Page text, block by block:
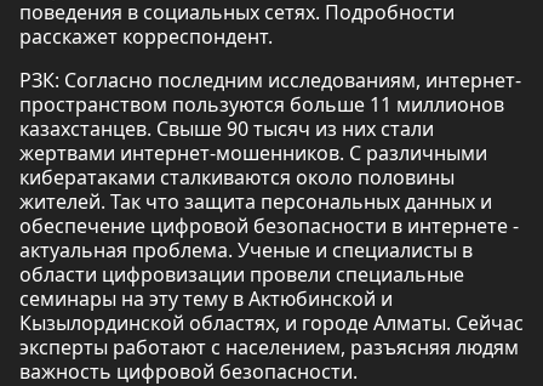
поведения в социальных сетях. Подробности
расскажет корреспондент.
РЗК: Согласно последним исследованиям, интернет-
пространством пользуются больше 11 миллионов
казахстанцев. Свыше 90 тысяч из них стали
жертвами интернет-мошенников. С различными
кибератаками сталкиваются около половины
жителей. Так что защита персональных данных и
обеспечение цифровой безопасности в интернете -
актуальная проблема. Ученые и специалисты в
области цифровизации провели специальные
семинары на эту тему в Актюбинской и
Кызылординской областях, и городе Алматы. Сейчас
эксперты работают с населением, разъясняя людям
важность цифровой безопасности.